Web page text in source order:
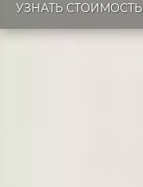
УЗНАТЬ СТОИМОСТЬ